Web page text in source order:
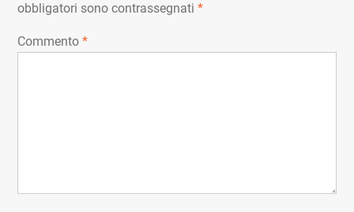
obbligatori sono contrassegnati *
Commento *